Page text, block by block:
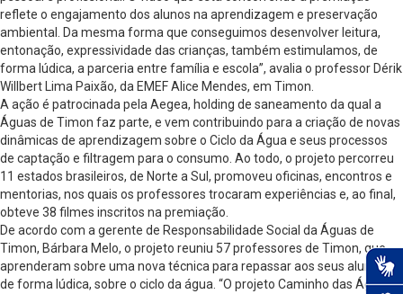
reflete o engajamento dos alunos na aprendizagem e preservação
ambiental. Da mesma forma que conseguimos desenvolver leitura,
entonação, expressividade das crianças, também estimulamos, de
forma lúdica, a parceria entre família e escola”, avalia o professor Dérik
Willbert Lima Paixão, da EMEF Alice Mendes, em Timon.
A ação é patrocinada pela Aegea, holding de saneamento da qual a
Águas de Timon faz parte, e vem contribuindo para a criação de novas
dinâmicas de aprendizagem sobre o Ciclo da Água e seus processos
de captação e filtragem para o consumo. Ao todo, o projeto percorreu
11 estados brasileiros, de Norte a Sul, promoveu oficinas, encontros e
mentorias, nos quais os professores trocaram experiências e, ao final,
obteve 38 filmes inscritos na premiação.
De acordo com a gerente de Responsabilidade Social da Águas de
Timon, Bárbara Melo, o projeto reuniu 57 professores de Timon, que
aprenderam sobre uma nova técnica para repassar aos seus alunos,
de forma lúdica, sobre o ciclo da água. “O projeto Caminho das Águas